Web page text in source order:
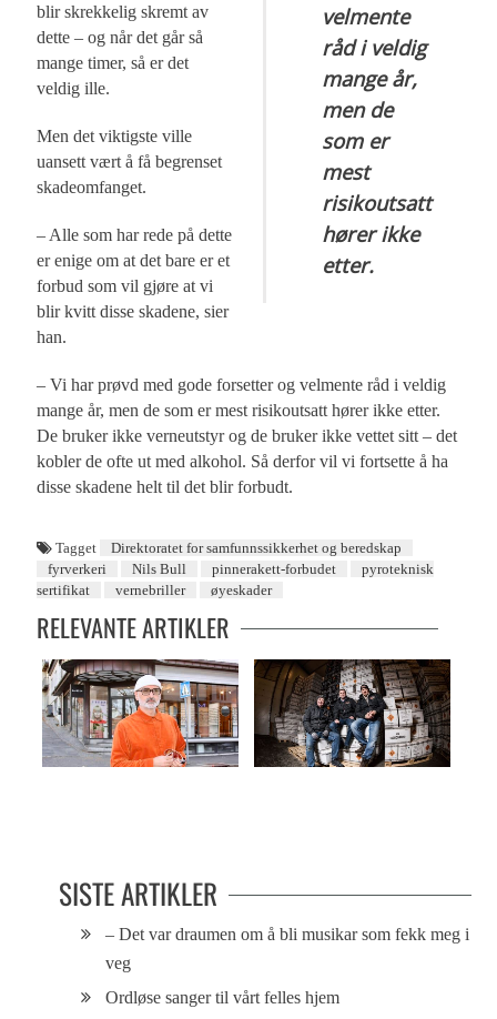
velmente
råd i veldig
mange år,
men de
som er
mest
risikoutsatt
hører ikke
etter.
blir skrekkelig skremt av
dette – og når det går så
mange timer, så er det
veldig ille.
Men det viktigste ville
uansett vært å få begrenset
skadeomfanget.
– Alle som har rede på dette
er enige om at det bare er et
forbud som vil gjøre at vi
blir kvitt disse skadene, sier
han.
– Vi har prøvd med gode forsetter og velmente råd i veldig
mange år, men de som er mest risikoutsatt hører ikke etter.
De bruker ikke verneutstyr og de bruker ikke vettet sitt – det
kobler de ofte ut med alkohol. Så derfor vil vi fortsette å ha
disse skadene helt til det blir forbudt.
Tagget
Direktoratet for samfunnssikkerhet og beredskap
fyrverkeri
Nils Bull pinnerakett-forbudet
pyroteknisk
sertifikat
vernebriller øyeskader
RELEVANTE ARTIKLER
SISTE ARTIKLER
– Det var draumen om å bli musikar som fekk meg i
veg
Ordløse sanger til vårt felles hjem